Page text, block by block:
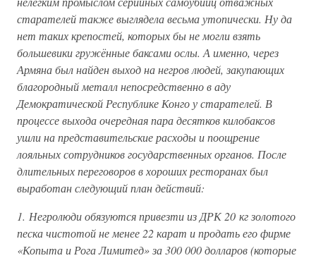
старателей также выглядела весьма утопически. Ну да
нет таких крепостей, которых бы не могли взять
большевики гружённые баксами ослы. А именно, через
Армяна был найден выход на негров людей, закупающих
благородный металл непосредственно в аду
Демократической Республике Конго у старателей. В
процессе выхода очередная пара десятков килобаксов
ушли на представительские расходы и поощрение
лояльных сотрудников государственных органов. После
длительных переговоров в хороших ресторанах был
выработан следующий план действий:
1. Негролюди обязуются привезти из ДРК 20 кг золотого
песка чистотой не менее 22 карат и продать его фирме
«Копыта и Рога Лимитед» за 300 000 долларов (которые